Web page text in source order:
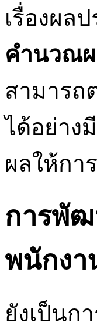
เรื่องผล
คำนวณ
สามารถ
ได้อย่าง
ผลให้กา
การพั
พนักงา
ยังเป็นก